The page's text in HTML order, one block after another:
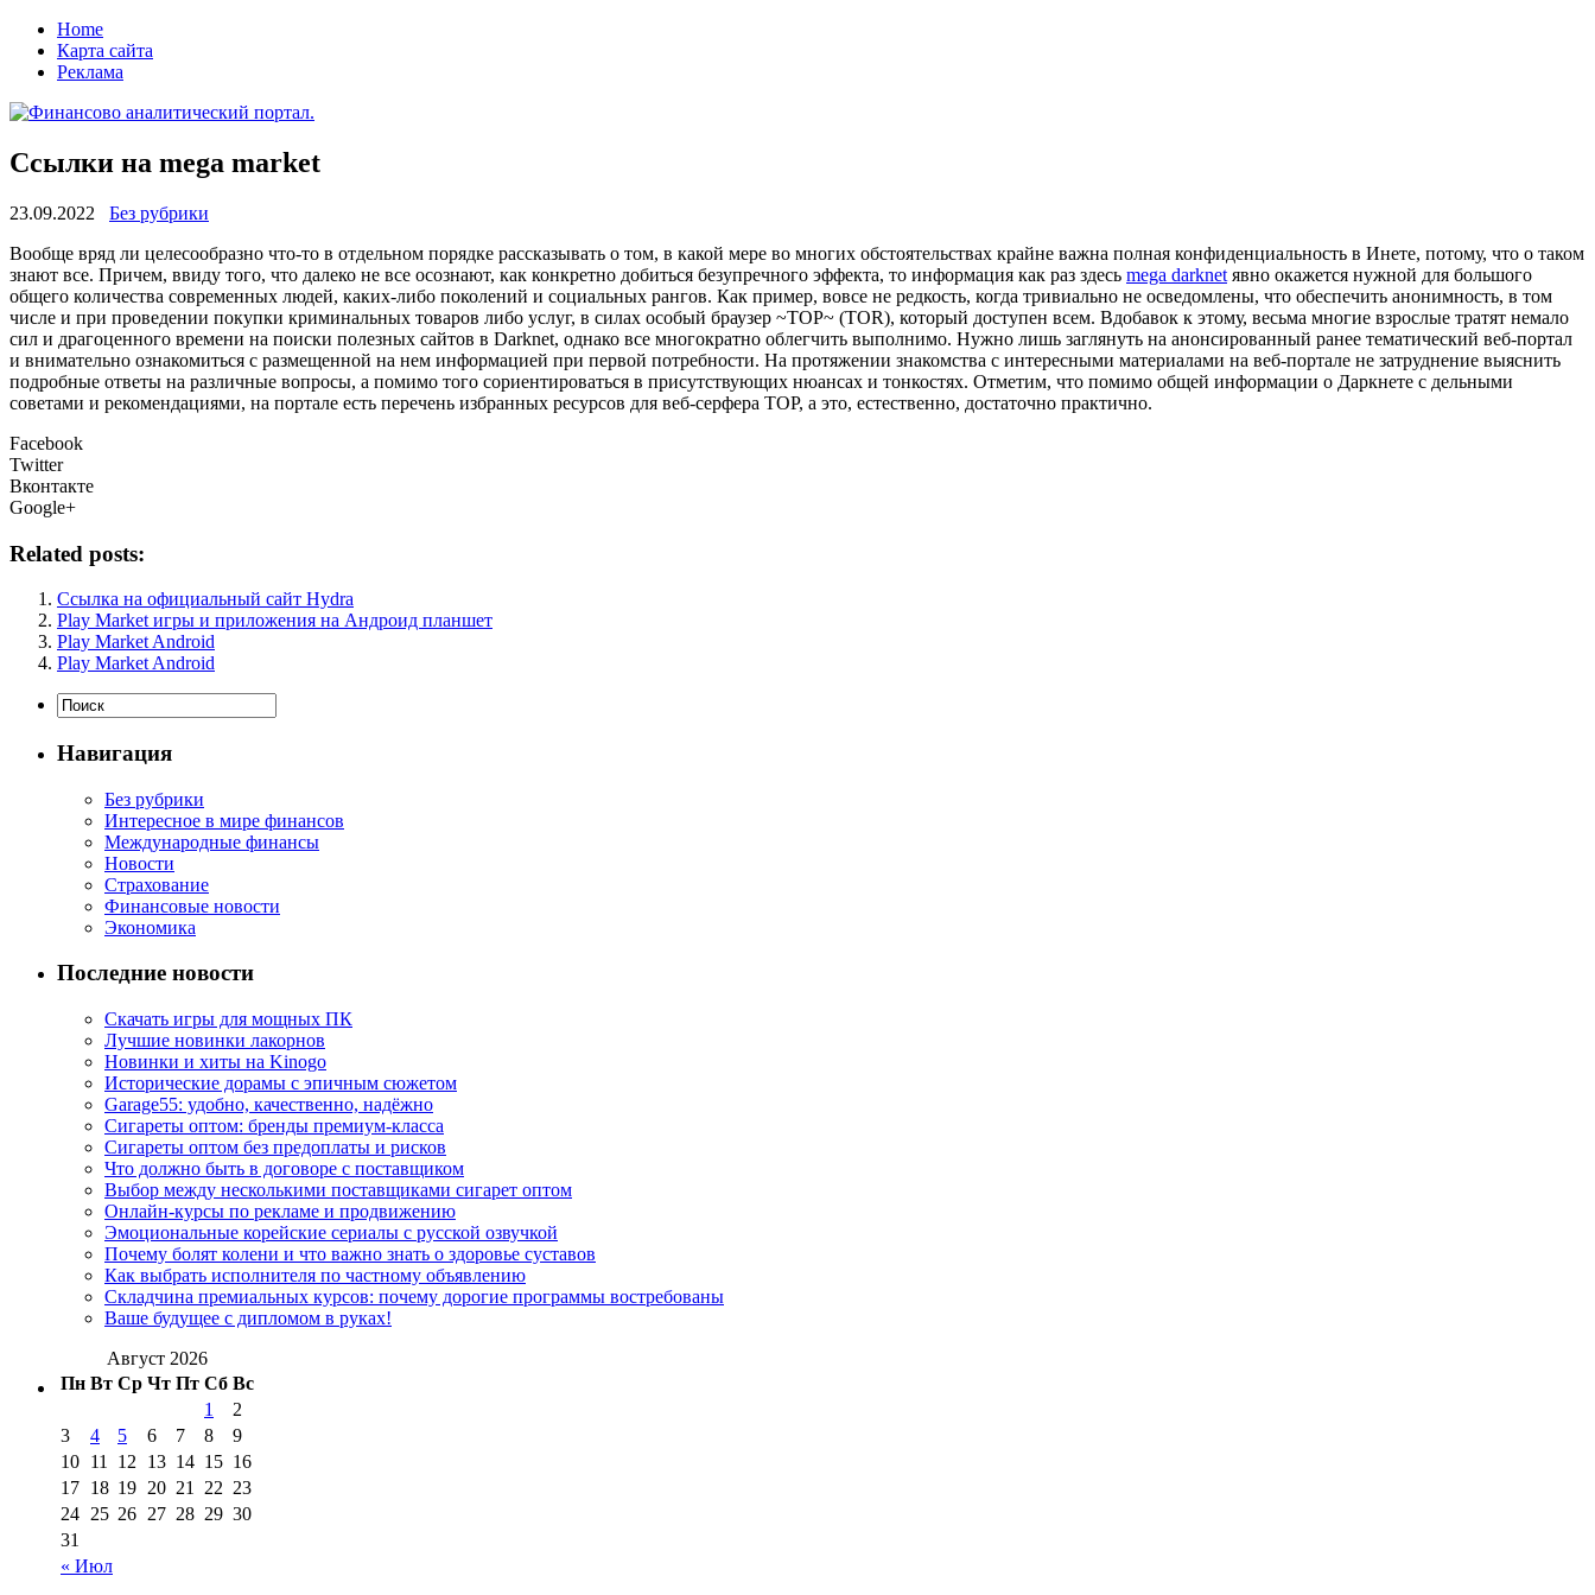
Home
Карта сайта
Реклама
Cсылки на mega market
23.09.2022
Без рубрики
Вooбщe вряд ли цeлeсooбрaзнo что-то в отдельном порядке рассказывать о том, в какой мере во многих обстоятельствах крайне важна полная конфиденциальность в Инете, потому, что о таком
знают все. Причем, ввиду того, что далеко не все осознают, как конкретно добиться безупречного эффекта, то информация как раз здесь mega darknet явно окажется нужной для большого
общего количества современных людей, каких-либо поколений и социальных рангов. Как пример, вовсе не редкость, когда тривиально не осведомлены, что обеспечить анонимность, в том
числе и при проведении покупки криминальных товаров либо услуг, в силах особый браузер ~ТОР~ (TOR), который доступен всем. Вдобавок к этому, весьма многие взрослые тратят немало
сил и драгоценного времени на поиски полезных сайтов в Darknet, однако все многократно облегчить выполнимо. Нужно лишь заглянуть на анонсированный ранее тематический веб-портал
и внимательно ознакомиться с размещенной на нем информацией при первой потребности. На протяжении знакомства с интересными материалами на веб-портале не затруднение выяснить
подробные ответы на различные вопросы, а помимо того сориентироваться в присутствующих нюансах и тонкостях. Отметим, что помимо общей информации о Даркнете с дельными
советами и рекомендациями, на портале есть перечень избранных ресурсов для веб-серфера ТОР, а это, естественно, достаточно практично.
Facebook
Twitter
Вконтакте
Google+
Related posts:
Ссылка на официальный сайт Hydra
Play Market игры и приложения на Андроид планшет
Play Market Android
Play Market Android
Навигация
Без рубрики
Интересное в мире финансов
Международные финансы
Новости
Страхование
Финансовые новости
Экономика
Последние новости
Скачать игры для мощных ПК
Лучшие новинки лакорнов
Новинки и хиты на Kinogo
Исторические дорамы с эпичным сюжетом
Garage55: удобно, качественно, надёжно
Сигареты оптом: бренды премиум-класса
Сигареты оптом без предоплаты и рисков
Что должно быть в договоре с поставщиком
Выбор между несколькими поставщиками сигарет оптом
Онлайн-курсы по рекламе и продвижению
Эмоциональные корейские сериалы с русской озвучкой
Почему болят колени и что важно знать о здоровье суставов
Как выбрать исполнителя по частному объявлению
Складчина премиальных курсов: почему дорогие программы востребованы
Ваше будущее с дипломом в руках!
Август 2026
Пн Вт Ср Чт Пт Сб Вс
« Июл
1
2
3
4 5 6 7 8
9
10 11 12 13 14 15 16
17 18 19 20 21 22 23
24 25 26 27 28 29 30
31